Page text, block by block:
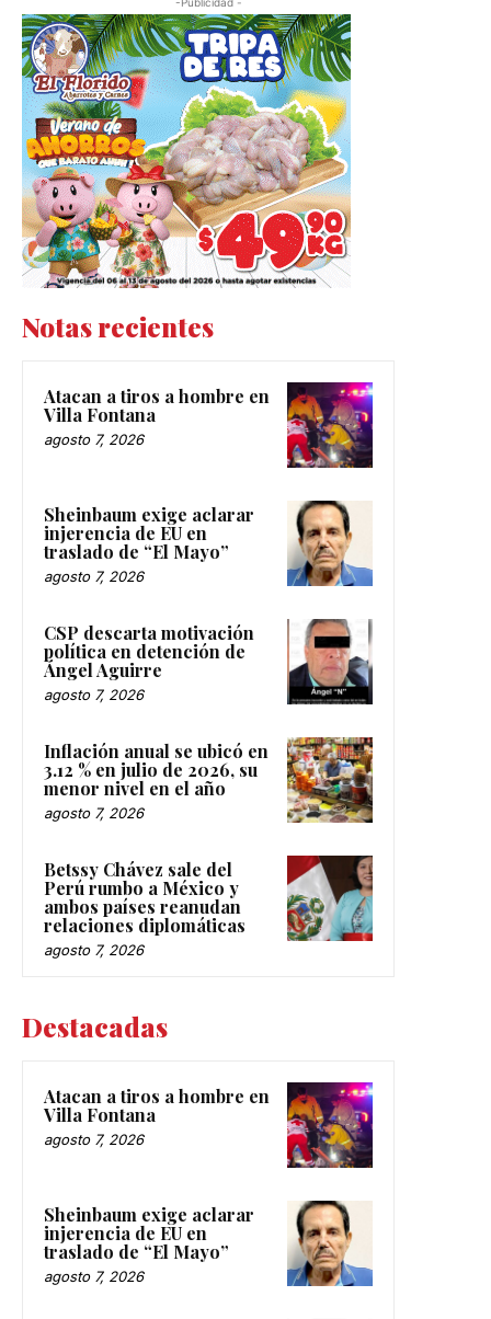
Notas recientes
Atacan a tiros a hombre en
Villa Fontana
agosto 7, 2026
Sheinbaum exige aclarar
injerencia de EU en
traslado de “El Mayo”
agosto 7, 2026
CSP descarta motivación
política en detención de
Ángel Aguirre
agosto 7, 2026
Inflación anual se ubicó en
3.12 % en julio de 2026, su
menor nivel en el año
agosto 7, 2026
Betssy Chávez sale del
Perú rumbo a México y
ambos países reanudan
relaciones diplomáticas
agosto 7, 2026
Destacadas
Atacan a tiros a hombre en
Villa Fontana
agosto 7, 2026
Sheinbaum exige aclarar
injerencia de EU en
traslado de “El Mayo”
agosto 7, 2026